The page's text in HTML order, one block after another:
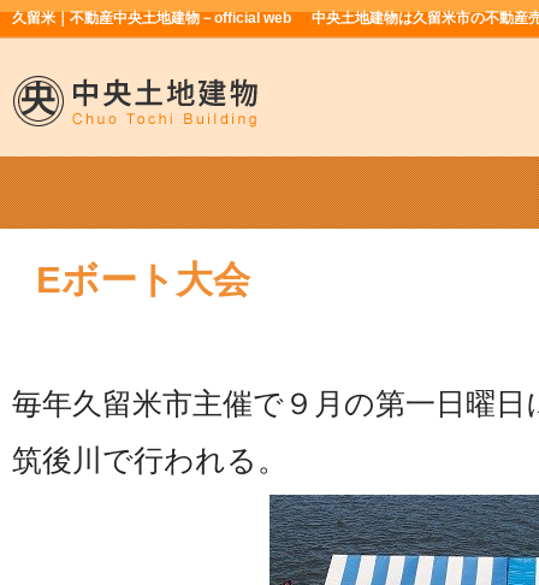
久留米｜不動産中央土地建物－official web 中央土地建物は久留米市の不動産
Eボート大会
毎年久留米市主催で９月の第一日曜
筑後川で行われる。